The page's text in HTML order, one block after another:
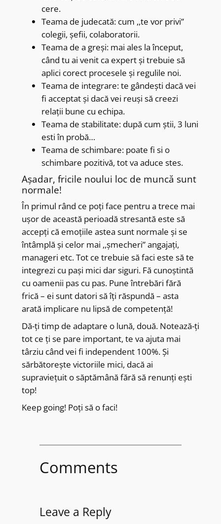
cere.
Teama de judecată: cum ,,te vor privi”
colegii, șefii, colaboratorii.
Teama de a greși: mai ales la început,
când tu ai venit ca expert și trebuie să
aplici corect procesele și regulile noi.
Teama de integrare: te gândești dacă vei
fi acceptat și dacă vei reuși să creezi
relații bune cu echipa.
Teama de stabilitate: după cum știi, 3 luni
esti în probă…
Teama de schimbare: poate fi si o
schimbare pozitivă, tot va aduce stes.
Așadar, fricile noului loc de muncă sunt
normale!
În primul rând ce poți face pentru a trece mai
ușor de această perioadă stresantă este să
accepți că emoțiile astea sunt normale și se
întâmplă și celor mai ,,șmecheri” angajați,
manageri etc. Tot ce trebuie să faci este să te
integrezi cu pași mici dar siguri. Fă cunoștintă
cu oamenii pas cu pas. Pune întrebări fără
frică – ei sunt datori să îți răspundă – asta
arată implicare nu lipsă de competență!
Dă-ți timp de adaptare o lună, două. Notează-ți
tot ce ți se pare important, te va ajuta mai
târziu când vei fi independent 100%. Și
sărbătorește victoriile mici, dacă ai
supraviețuit o săptămână fără să renunți ești
top!
Keep going! Poți să o faci!
Comments
Leave a Reply